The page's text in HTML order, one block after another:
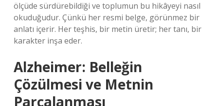
ölçüde sürdürebildiği ve toplumun bu hikâyeyi nasıl
okuduğudur. Çünkü her resmi belge, görünmez bir
anlatı içerir. Her teşhis, bir metin üretir; her tanı, bir
karakter inşa eder.
Alzheimer: Belleğin
Çözülmesi ve Metnin
Parçalanması